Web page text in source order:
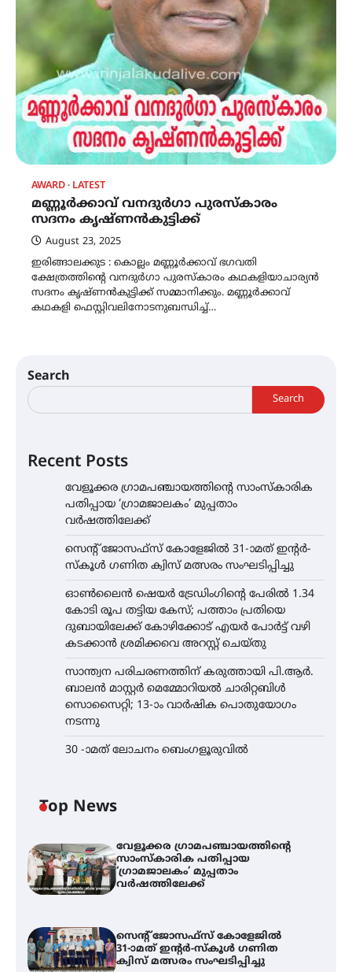
AWARD LATEST
മണ്ണൂർക്കാവ് വനദുർഗാ പുരസ്കാരം
സദനം കൃഷ്ണൻകുട്ടിക്ക്
August 23, 2025
ഇരിങ്ങാലക്കുട : കൊല്ലം മണ്ണൂർക്കാവ് ഭഗവതി
ക്ഷേത്രത്തിൻ്റെ വനദുർഗാ പുരസ്കാരം കഥകളിയാചാര്യൻ
സദനം കൃഷ്ണൻകുട്ടിക്ക് സമ്മാനിക്കും. മണ്ണൂർക്കാവ്
കഥകളി ഫെസ്റ്റിവലിനോടനുബന്ധിച്ച്…
Search
Search
Recent Posts
വേളൂക്കര ഗ്രാമപഞ്ചായത്തിന്റെ സാംസ്കാരിക
പതിപ്പായ ‘ഗ്രാമജാലകം’ മുപ്പതാം
വർഷത്തിലേക്ക്
സെന്റ് ജോസഫ്സ് കോളേജിൽ 31-ാമത് ഇന്റർ-
സ്കൂൾ ഗണിത ക്വിസ് മത്സരം സംഘടിപ്പിച്ചു
ഓൺലൈൻ ഷെയർ ട്രേഡിംഗിന്റെ പേരിൽ 1.34
കോടി രൂപ തട്ടിയ കേസ്; പത്താം പ്രതിയെ
ദുബായിലേക്ക് കോഴിക്കോട് എയർ പോർട്ട് വഴി
കടക്കാൻ ശ്രമിക്കവെ അറസ്റ്റ് ചെയ്തു
സാന്ത്വന പരിചരണത്തിന് കരുത്തായി പി.ആർ.
ബാലൻ മാസ്റ്റർ മെമ്മോറിയൽ ചാരിറ്റബിൾ
സൊസൈറ്റി; 13-ാം വാർഷിക പൊതുയോഗം
നടന്നു
30 -ാമത് ലോചനം ബെംഗളൂരുവിൽ
Top News
വേളൂക്കര ഗ്രാമപഞ്ചായത്തിന്റെ
സാംസ്കാരിക പതിപ്പായ
‘ഗ്രാമജാലകം’ മുപ്പതാം
വർഷത്തിലേക്ക്
സെന്റ് ജോസഫ്സ് കോളേജിൽ
31-ാമത് ഇന്റർ-സ്കൂൾ ഗണിത
ക്വിസ് മത്സരം സംഘടിപ്പിച്ചു